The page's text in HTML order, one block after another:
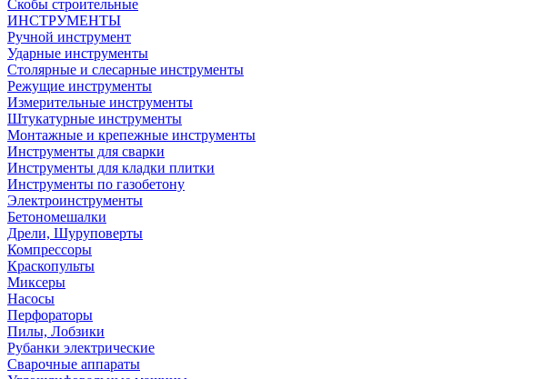
Скобы строительные
ИНСТРУМЕНТЫ
Ручной инструмент
Ударные инструменты
Столярные и слесарные инструменты
Режущие инструменты
Измерительные инструменты
Штукатурные инструменты
Монтажные и крепежные инструменты
Инструменты для сварки
Инструменты для кладки плитки
Инструменты по газобетону
Электроинструменты
Бетономешалки
Дрели, Шуруповерты
Компрессоры
Краскопульты
Миксеры
Насосы
Перфораторы
Пилы, Лобзики
Рубанки электрические
Сварочные аппараты